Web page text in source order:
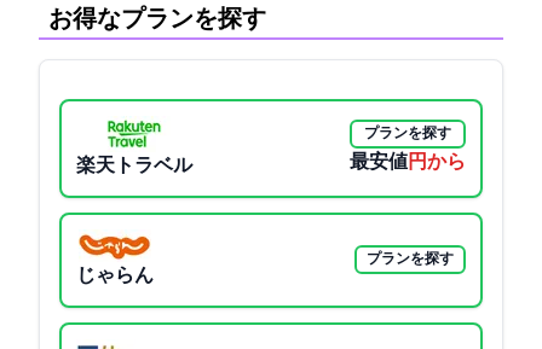
お得なプランを探す
楽天トラベル
プランを探す
最安値9633円から
じゃらん
プランを探す